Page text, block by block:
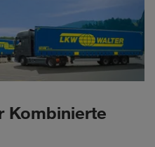
Kombinierte